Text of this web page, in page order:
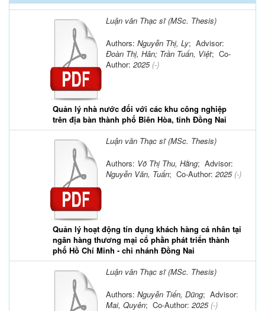
Luận văn Thạc sĩ (MSc. Thesis)
Quản lý nhà nước đối với các khu công nghiệp
trên địa bàn thành phố Biên Hòa, tỉnh Đồng Nai
Authors: Nguyễn Thị, Ly; Advisor:
Đoàn Thị, Hân; Trần Tuấn, Việt; Co-
Author: 2025(-)
Luận văn Thạc sĩ (MSc. Thesis)
Quản lý hoạt động tín dụng khách hàng cá nhân tại
ngân hàng thương mại cổ phần phát triển thành
phố Hồ Chí Minh - chi nhánh Đồng Nai
Authors: Võ Thị Thu, Hằng; Advisor:
Nguyễn Văn, Tuấn; Co-Author: 2025(-)
Luận văn Thạc sĩ (MSc. Thesis)
Authors: Nguyễn Tiến, Dũng; Advisor:
Mai, Quyên; Co-Author: 2025(-)